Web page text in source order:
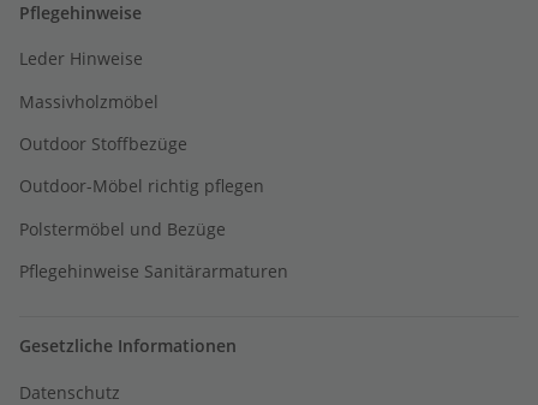
Pflegehinweise
Leder Hinweise
Massivholzmöbel
Outdoor Stoffbezüge
Outdoor-Möbel richtig pflegen
Polstermöbel und Bezüge
Pflegehinweise Sanitärarmaturen
Gesetzliche Informationen
Datenschutz